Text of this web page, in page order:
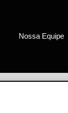
Nossa Equipe